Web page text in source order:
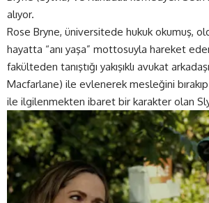
alıyor.
Rose Bryne, üniversitede hukuk okumuş,
hayatta “anı yaşa” mottosuyla hareket
fakülteden tanıştığı yakışıklı avukat
Macfarlane) ile evlenerek mesleğini bırakıp
ile ilgilenmekten ibaret bir karakter olan